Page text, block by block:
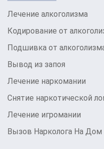
диарею, повышенное
МАА по снятию
Ржищеве заключается
доступа к чистой
необходимости,
препаратов по
не рекомендуется из-
осложнений.
Лечение алкоголизма
Кодирование от
Подшивка от
Вывод из запоя
Лечение наркомании
Снятие наркотической
Лечение игромании
Вызов Нарколога На Дом